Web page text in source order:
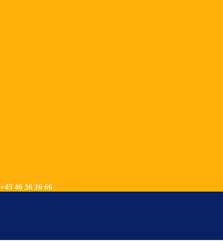
+45 46 36 16 66